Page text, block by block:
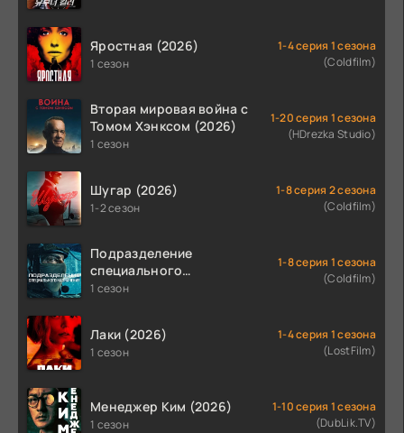
Яростная (2026)
1 сезон
1-4 серия 1 сезона
(Coldfilm)
Вторая мировая война с
Томом Хэнксом (2026)
1 сезон
1-20 серия 1 сезона
(HDrezka Studio)
Шугар (2026)
1-2 сезон
1-8 серия 2 сезона
(Coldfilm)
Подразделение
специального
назначения (2026)
1 сезон
1-8 серия 1 сезона
(Coldfilm)
Лаки (2026)
1 сезон
1-4 серия 1 сезона
(LostFilm)
Менеджер Ким (2026)
1 сезон
1-10 серия 1 сезона
(DubLik.TV)